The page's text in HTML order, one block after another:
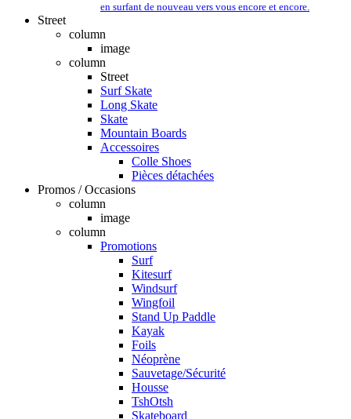
en surfant de nouveau vers vous encore et encore.
Street
column
image
column
Street
Surf Skate
Long Skate
Skate
Mountain Boards
Accessoires
Colle Shoes
Pièces détachées
Promos / Occasions
column
image
column
Promotions
Surf
Kitesurf
Windsurf
Wingfoil
Stand Up Paddle
Kayak
Foils
Néoprène
Sauvetage/Sécurité
Housse
TshOtsh
Skateboard